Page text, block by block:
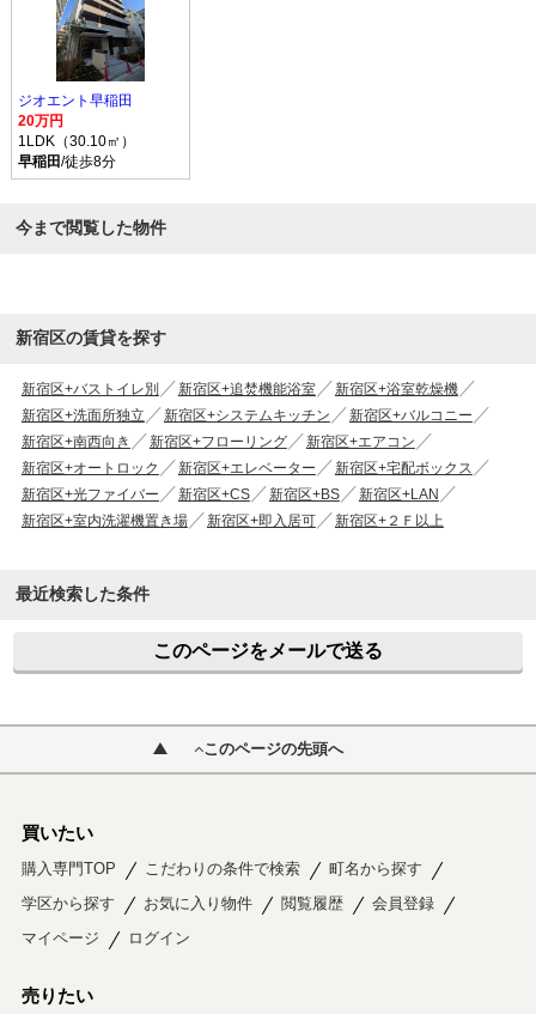
ジオエント早稲田
20万円
1LDK（30.10㎡）
早稲田/徒歩8分
今まで閲覧した物件
新宿区の賃貸を探す
新宿区+バストイレ別 新宿区+追焚機能浴室
新宿区+浴室乾燥機
新宿区+洗面所独立
新宿区+システムキッチン
新宿区+バルコニー
新宿区+南西向き
新宿区+フローリング
新宿区+エアコン
新宿区+オートロック
新宿区+エレベーター
新宿区+宅配ボックス
新宿区+光ファイバー
新宿区+CS 新宿区+BS
新宿区+LAN
新宿区+室内洗濯機置き場
新宿区+即入居可 新宿区+２Ｆ以上
最近検索した条件
このページをメールで送る
このページの先頭へ
買いたい
購入専門TOP こだわりの条件で検索
町名から探す
学区から探す
お気に入り物件 閲覧履歴
会員登録
マイページ
ログイン
売りたい